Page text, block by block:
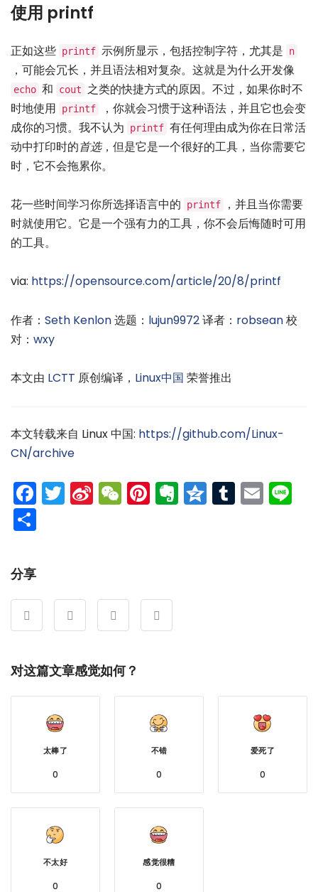
使用 printf
正如这些 printf 示例所显示，包括控制字符，尤其是 n
，可能会冗长，并且语法相对复杂。这就是为什么开发像
echo 和 cout 之类的快捷方式的原因。不过，如果你时不
时地使用
printf
，你就会习惯于这种语法，并且它也会变
成你的习惯。我不认为
printf 有任何理由成为你在日常活
动中打印时的首选，但是它是一个很好的工具，当你需要它
时，它不会拖累你。
花一些时间学习你所选择语言中的 printf
，并且当你需要
时就使用它。它是一个强有力的工具，你不会后悔随时可用
的工具。
via: https://opensource.com/article/20/8/printf
作者： Seth Kenlon选题： lujun9972译者： robsean校
对： wxy
本文由 LCTT 原创编译， Linux中国 荣誉推出
本文转载来自 Linux 中国: https://github.com/Linux-
CN/archive
Facebook
Twitter
Sina
Weibo
WeChat
Pinterest
Evernote
Qzone
Tumblr
分享
对这篇文章感觉如何？
太棒了
0
不错
0
爱死了
0
不太好
0
感觉很糟
0